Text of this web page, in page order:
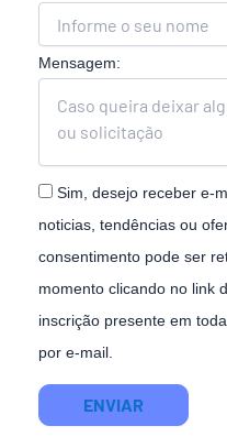
Mensagem:
Sim, desejo receber e-
noticias, tendências ou
consentimento pode ser
momento clicando no link
inscrição presente em
por e-mail.
ENVIAR